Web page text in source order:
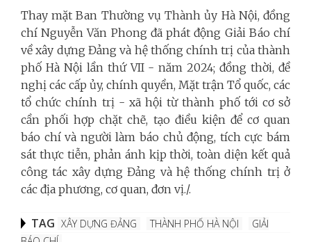
Thay mặt Ban Thường vụ Thành ủy Hà Nội, đồng
chí Nguyễn Văn Phong đã phát động Giải Báo chí
về xây dựng Đảng và hệ thống chính trị của thành
phố Hà Nội lần thứ VII - năm 2024; đồng thời, đề
nghị các cấp ủy, chính quyền, Mặt trận Tổ quốc, các
tổ chức chính trị - xã hội từ thành phố tới cơ sở
cần phối hợp chặt chẽ, tạo điều kiện để cơ quan
báo chí và người làm báo chủ động, tích cực bám
sát thực tiễn, phản ánh kịp thời, toàn diện kết quả
công tác xây dựng Đảng và hệ thống chính trị ở
các địa phương, cơ quan, đơn vị./.
TAG XÂY DỰNG ĐẢNG THÀNH PHỐ HÀ NỘI
GIẢI